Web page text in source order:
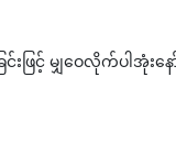
ြင့် မျှဝေလိုက်ပါအုံးနေ